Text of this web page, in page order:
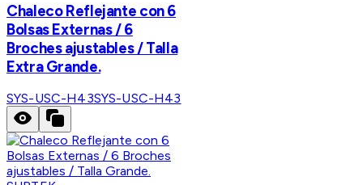
Chaleco Reflejante con 6
Bolsas Externas / 6
Broches ajustables / Talla
Extra Grande.
SYS-USC-H43SYS-USC-H43